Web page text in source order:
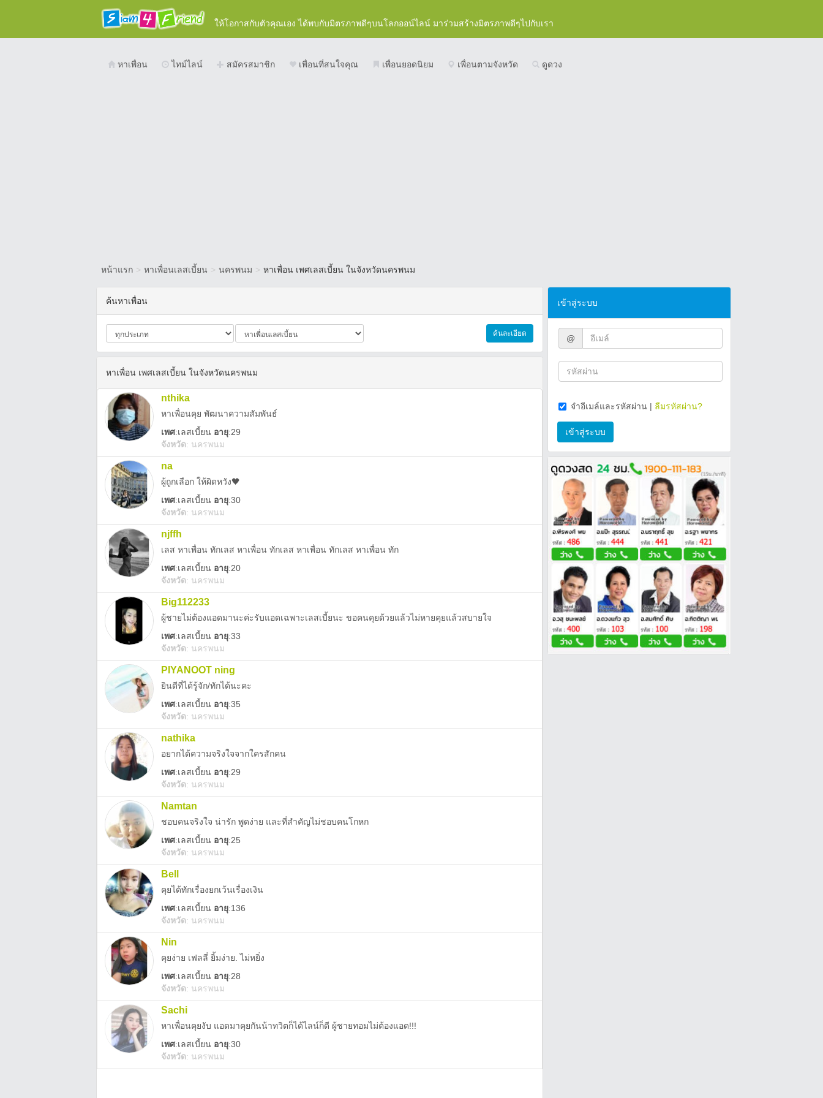
ให้โอกาสกับตัวคุณเอง ได้พบกับมิตรภาพดีๆบนโลกออน์ไลน์ มาร่วมสร้างมิตรภาพดีๆไปกับเรา
หาเพื่อน ไทม์ไลน์ สมัครสมาชิก เพื่อนที่สนใจคุณ เพื่อนยอดนิยม เพื่อนตามจังหวัด ดูดวง
หน้าแรก > หาเพื่อนเลสเบี้ยน > นครพนม > หาเพื่อน เพศเลสเบี้ยน ในจังหวัดนครพนม
ค้นหาเพื่อน
ค้นละเอียด
หาเพื่อน เพศเลสเบี้ยน ในจังหวัดนครพนม
nthika
หาเพื่อนคุย พัฒนาความสัมพันธ์
เพศ:เลสเบี้ยน อายุ:29
จังหวัด: นครพนม
na
ผู้ถูกเลือก ให้ผิดหวัง🖤
เพศ:เลสเบี้ยน อายุ:30
จังหวัด: นครพนม
njffh
เลส หาเพื่อน ทักเลส หาเพื่อน ทักเลส หาเพื่อน ทักเลส หาเพื่อน ทัก
เพศ:เลสเบี้ยน อายุ:20
จังหวัด: นครพนม
Big112233
ผู้ชายไม่ต้องแอดมานะค่ะรับแอดเฉพาะเลสเบี้ยนะ ขอคนคุยด้วยแล้วไม่หายคุยแล้วสบายใจ
เพศ:เลสเบี้ยน อายุ:33
จังหวัด: นครพนม
PIYANOOT ning
ยินดีที่ได้รู้จัก/ทักได้นะคะ
เพศ:เลสเบี้ยน อายุ:35
จังหวัด: นครพนม
nathika
อยากได้ความจริงใจจากใครสักคน
เพศ:เลสเบี้ยน อายุ:29
จังหวัด: นครพนม
Namtan
ชอบคนจริงใจ น่ารัก พูดง่าย และที่สำคัญไม่ชอบคนโกหก
เพศ:เลสเบี้ยน อายุ:25
จังหวัด: นครพนม
Bell
คุยได้ทักเรื่องยกเว้นเรื่องเงิน
เพศ:เลสเบี้ยน อายุ:136
จังหวัด: นครพนม
Nin
คุยง่าย เฟลลี่ ยิ้มง่าย. ไม่หยิ่ง
เพศ:เลสเบี้ยน อายุ:28
จังหวัด: นครพนม
Sachi
หาเพื่อนคุยงับ แอดมาคุยกันน้าทวิตก็ได้ไลน์ก็ดี ผู้ชายทอมไม่ต้องแอด!!!
เพศ:เลสเบี้ยน อายุ:30
จังหวัด: นครพนม
เข้าสู่ระบบ
@
จำอีเมล์และรหัสผ่าน | ลืมรหัสผ่าน?
เข้าสู่ระบบ